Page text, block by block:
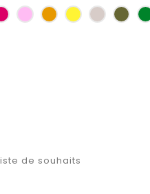
Fuchsia
RoseJaune
d'or
jauneFicelleKaki
de souhaits